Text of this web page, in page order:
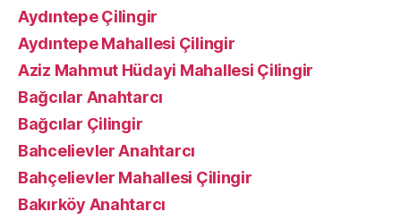
Aydıntepe Çilingir
Aydıntepe Mahallesi Çilingir
Aziz Mahmut Hüdayi Mahallesi Çilingir
Bağcılar Anahtarcı
Bağcılar Çilingir
Bahcelievler Anahtarcı
Bahçelievler Mahallesi Çilingir
Bakırköy Anahtarcı